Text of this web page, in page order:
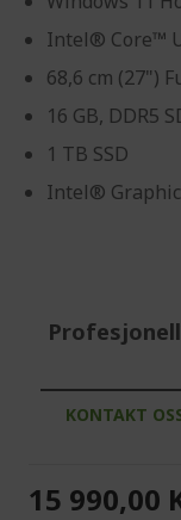
Intel® Core™
68,6 cm (27")
16 GB, DDR5
1 TB SSD
Intel®
KONTAKT
15 990,00